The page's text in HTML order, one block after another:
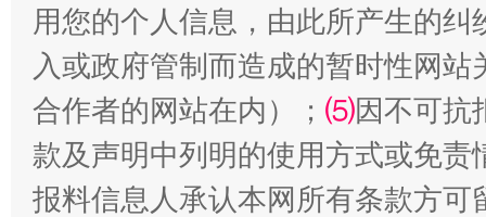
站台名比不上好声名
用您的个人信息，由此所产生的纠
入或政府管制而造成的暂时性网
合作者的网站在内）； ⑸因不可抗
款及声明中列明的使用方式或免责
报料信息人承认本网所有条款方